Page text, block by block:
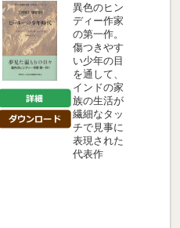
異色のヒン
ディー作家
の第一作。
傷つきやす
い少年の目
を通して、
インドの家
族の生活が
繊細なタッ
チで見事に
表現された
代表作